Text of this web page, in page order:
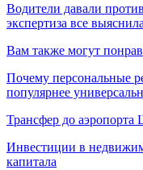
Водители давали
экспертиза все выяснила
Вам также могут
Почему персональные
популярнее
Трансфер до
Инвестиции в
капитала